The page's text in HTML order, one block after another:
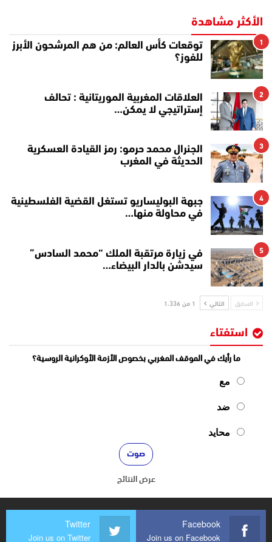
الأكثر مشاهدة
1
توقعات كأس العالم: من هم المرشحون الأبرز
للفوز؟
2
العلاقات المغربية الموريتانية : تحالف
إستراتيجي لا يمكن…
3
الجنرال محمد حرمو: رمز القيادة العسكرية
الحديثة في المغرب
4
جبهة البوليساريو تستغل القضية الفلسطينية
في محاولة منها…
5
في زيارة مرتقبة الملك “محمد السادس”
سيدشن بالدار البيضاء…
السابق التالي 1 من 1٬336
استفتاء
ما رأيك في الموقف المغربي بخصوص الأزمة الأوكرانية الروسية؟
مع
ضد
محايد
عرض النتائج
Facebook
Join us on Facebook
Twitter
Join us on Twitter